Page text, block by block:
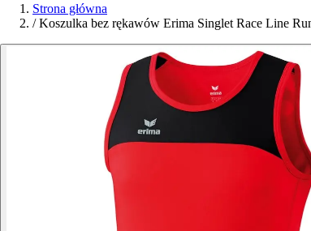
Strona główna
/ Koszulka bez rękawów Erima Singlet Race Line